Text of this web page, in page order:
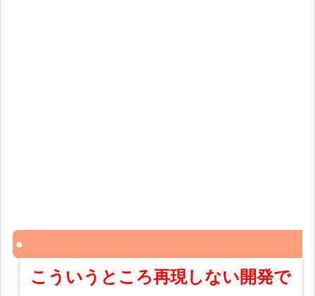
こういうところ再現しない開発で